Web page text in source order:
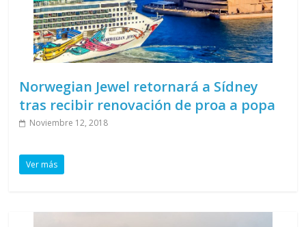
Norwegian Jewel retornará a Sídney
tras recibir renovación de proa a popa
Noviembre 12, 2018
Ver más